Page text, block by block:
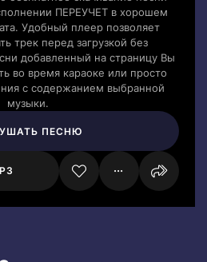
ПЕРЕУЧЕТ в хорошем
Удобный плеер позволяет
трек перед загрузкой без
добавленный на страницу Вы
во время караоке или просто
с содержанием выбранной
музыки.
ПЕСНЮ